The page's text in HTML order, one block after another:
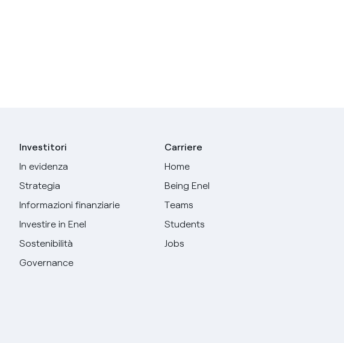
Investitori
In evidenza
Strategia
Informazioni finanziarie
Investire in Enel
Sostenibilità
Governance
Carriere
Home
Being Enel
Teams
Students
Jobs